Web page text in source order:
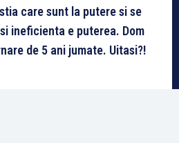
care sunt la putere si se
ineficienta e puterea. Dom
de 5 ani jumate. Uitasi?!